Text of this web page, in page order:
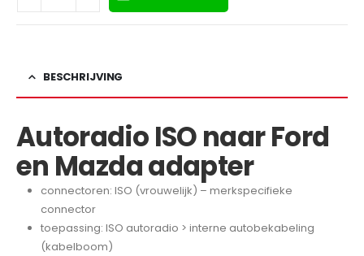
BESCHRIJVING
Autoradio ISO naar Ford
en Mazda adapter
connectoren: ISO (vrouwelijk) – merkspecifieke
connector
toepassing: ISO autoradio > interne autobekabeling
(kabelboom)